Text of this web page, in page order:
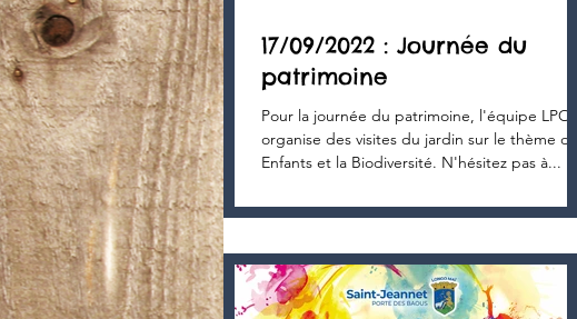
17/09/2022 : Journée du
patrimoine
Pour la journée du patrimoine, l'équipe LPO
organise des visites du jardin sur le thème des
Enfants et la Biodiversité. N'hésitez pas à...